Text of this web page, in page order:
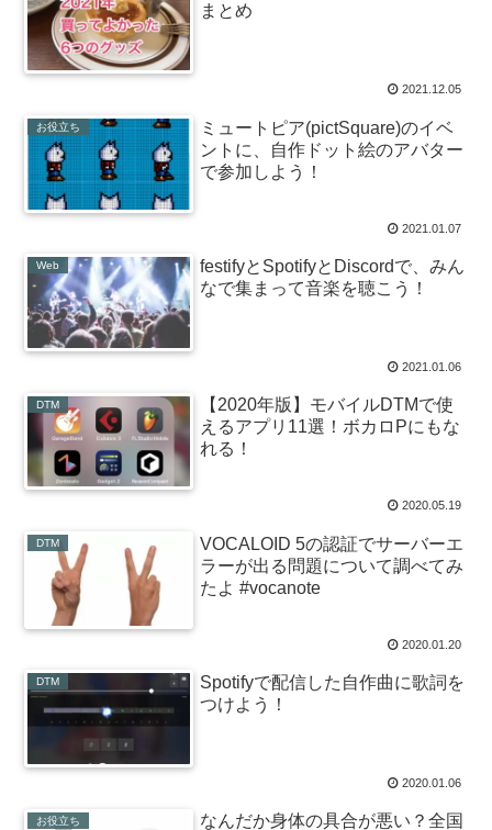
まとめ
2021.12.05
お役立ち
ミュートピア(pictSquare)のイベ
ントに、自作ドット絵のアバター
で参加しよう！
2021.01.07
Web
festifyとSpotifyとDiscordで、みん
なで集まって音楽を聴こう！
2021.01.06
DTM
【2020年版】モバイルDTMで使
えるアプリ11選！ボカロPにもな
れる！
2020.05.19
DTM
VOCALOID 5の認証でサーバーエ
ラーが出る問題について調べてみ
たよ #vocanote
2020.01.20
DTM
Spotifyで配信した自作曲に歌詞を
つけよう！
2020.01.06
お役立ち
なんだか身体の具合が悪い？全国